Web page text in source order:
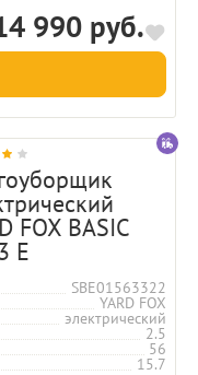
990 руб.
FOX BASIC
Е
SBE01563322
YARD FOX
электрический
2.5
56
15.7